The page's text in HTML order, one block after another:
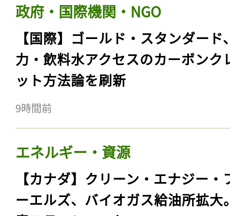
政府・国際機関・NGO
【国際】ゴールド・スタンダード
力・飲料水アクセスのカーボンク
ット方法論を刷新
9時間前
エネルギー・資源
【カナダ】クリーン・エナジー・
ーエルズ、バイオガス給油所拡大